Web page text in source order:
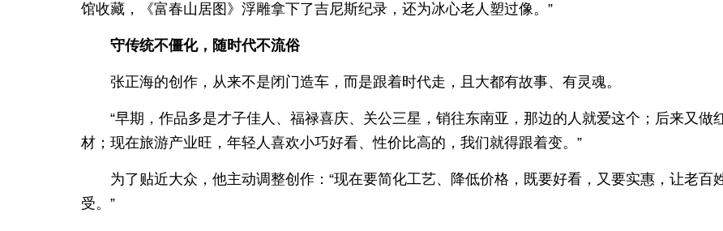
馆收藏，《富春山居图》浮雕拿下了吉尼斯纪录，还为冰心老人塑过像。”
守传统不僵化，随时代不流俗
张正海的创作，从来不是闭门造车，而是跟着时代走，且大都有故事、有灵魂。
“早期，作品多是才子佳人、福禄喜庆、关公三星，销往东南亚，那边的人就爱这个；后来又做
材；现在旅游产业旺，年轻人喜欢小巧好看、性价比高的，我们就得跟着变。”
为了贴近大众，他主动调整创作：“现在要简化工艺、降低价格，既要好看，又要实惠，让老百
受。”